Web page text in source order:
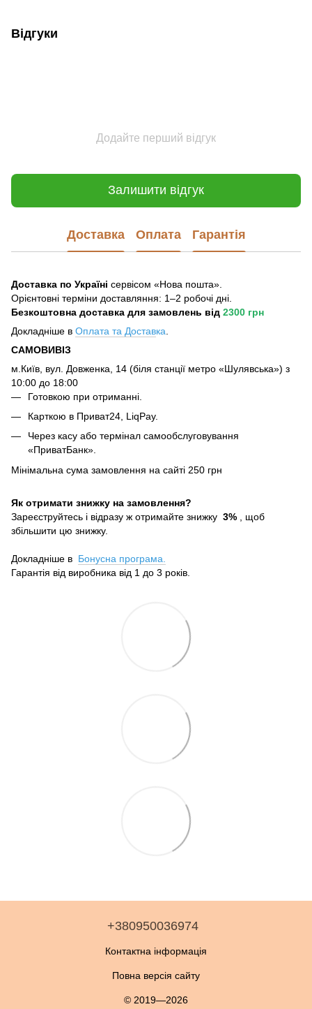
Відгуки
Додайте перший відгук
Залишити відгук
Доставка Оплата Гарантія
Доставка по Україні сервісом «Нова пошта».
Орієнтовні терміни доставляння: 1–2 робочі дні.
Безкоштовна доставка для замовлень від 2300 грн
Докладніше в Оплата та Доставка
САМОВИВІЗ
м.Київ, вул. Довженка, 14 (біля станції метро «Шулявська») з
10:00 до 18:00
Готовкою при отриманні.
Карткою в Приват24, LiqPay.
Через касу або термінал самообслуговування
«ПриватБанк».
Мінімальна сума замовлення на сайті 250 грн
Як отримати знижку на замовлення?
Зареєструйтесь і відразу ж отримайте знижку 3% , щоб
збільшити цю знижку.
Докладніше в Бонусна програма.
Гарантія від виробника від 1 до 3 років.
+380950036974
Контактна інформація
Повна версія сайту
© 2019—2026